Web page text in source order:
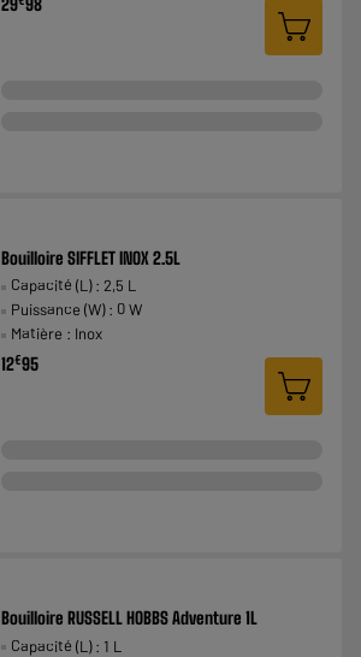
Bouilloire SIFFLET INOX 2.5L
Capacité (L) : 2,5 L
Puissance (W) : 0 W
Matière : Inox
12€95
Bouilloire RUSSELL HOBBS Adventure 1L
Capacité (L) : 1 L